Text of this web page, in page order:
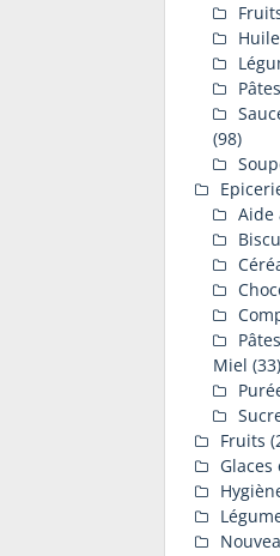
(98)
Aide
Miel (33)
Fruits
Glaces